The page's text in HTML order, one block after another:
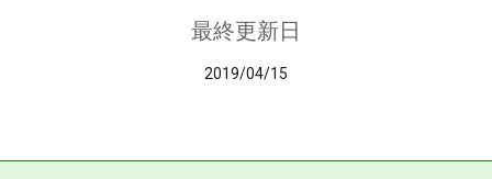
最終更新日
2019/04/15